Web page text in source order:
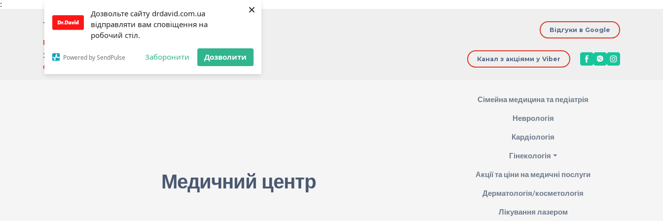
Дозвольте сайту drdavid.com.ua
відправляти вам сповіщення на
робочий стіл.
Powered by SendPulse Заборонити Дозволити
×
:
Телефон: +3 80673443039 Подзвонити
Email:
moc.liamg%40aiiledagdivad.rd
Здійснює діяльність на підставі рішення Міністерства
охорони здоров'я України №138 від 21.01.2022 року
Відгуки в Google
Канал з акціями у Viber
Медичний центр
Сімейна медицина та педіатрія
Неврологія
Кардіологія
Гінекологія
Акції та ціни на медичні послуги
Дерматологія/косметологія
Лікування лазером